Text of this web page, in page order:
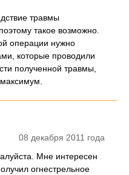
травмы
такое возможно.
операции нужно
которые проводили
полученной травмы,
08 декабря 2011 года
Мне интересен
огнестрельное